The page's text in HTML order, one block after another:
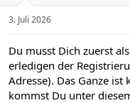
e
n
3. Juli 2026
Du musst Dich zuerst
erledigen der
Adresse). Das Ganze
kommst Du unter